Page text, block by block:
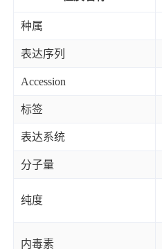
种属
表达序列
Accession
标签
表达系统
分子量
纯度
内毒素